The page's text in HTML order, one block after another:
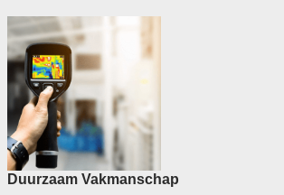
Duurzaam Vakmanschap